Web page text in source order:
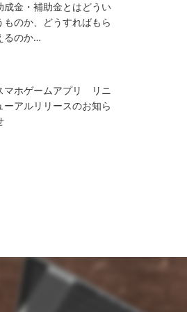
成金・補助金とはどうい
ものか、どうすればもら
るのか…
マホゲームアプリ リニ
ーアルリリースのお知ら